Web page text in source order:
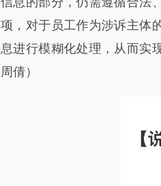
项，对于员工作为涉诉主体
息进行模糊化处理，从而实
周倩）